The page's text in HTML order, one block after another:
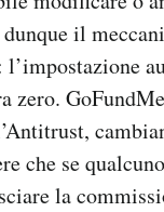
il
zero.
che se
la